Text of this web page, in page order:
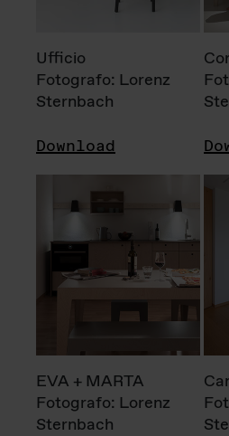
Ufficio
Fotografo: Lorenz
Sternbach
Download
EVA + MARTA
Fotografo: Lorenz
Sternbach